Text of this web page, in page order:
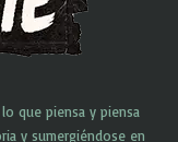
que piensa y piensa
y sumergiéndose en